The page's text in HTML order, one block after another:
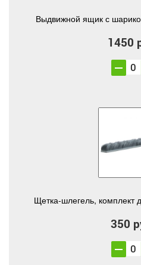
Выдвижной ящик с
1450
Щетка-шлегель, комплект
350